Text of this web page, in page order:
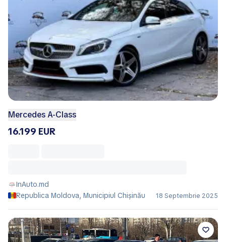
Mercedes A-Class
16.199 EUR
InAuto.md
Republica Moldova, Municipiul Chișinău
18 Septembrie 2025